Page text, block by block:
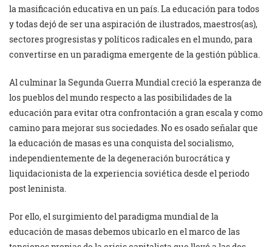
la masificación educativa en un país. La educación para todos
y todas dejó de ser una aspiración de ilustrados, maestros(as),
sectores progresistas y políticos radicales en el mundo, para
convertirse en un paradigma emergente de la gestión pública.
Al culminar la Segunda Guerra Mundial creció la esperanza de
los pueblos del mundo respecto a las posibilidades de la
educación para evitar otra confrontación a gran escala y como
camino para mejorar sus sociedades. No es osado señalar que
la educación de masas es una conquista del socialismo,
independientemente de la degeneración burocrática y
liquidacionista de la experiencia soviética desde el periodo
post leninista.
Por ello, el surgimiento del paradigma mundial de la
educación de masas debemos ubicarlo en el marco de las